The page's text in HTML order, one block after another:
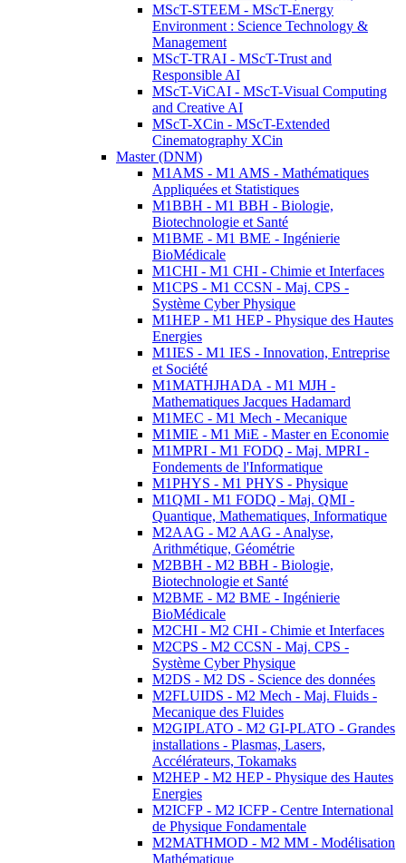
MScT-STEEM - MScT-Energy
Environment : Science Technology &
Management
MScT-TRAI - MScT-Trust and
Responsible AI
MScT-ViCAI - MScT-Visual Computing
and Creative AI
MScT-XCin - MScT-Extended
Cinematography XCin
Master (DNM)
M1AMS - M1 AMS - Mathématiques
Appliquées et Statistiques
M1BBH - M1 BBH - Biologie,
Biotechnologie et Santé
M1BME - M1 BME - Ingénierie
BioMédicale
M1CHI - M1 CHI - Chimie et Interfaces
M1CPS - M1 CCSN - Maj. CPS -
Système Cyber Physique
M1HEP - M1 HEP - Physique des Hautes
Energies
M1IES - M1 IES - Innovation, Entreprise
et Société
M1MATHJHADA - M1 MJH -
Mathematiques Jacques Hadamard
M1MEC - M1 Mech - Mecanique
M1MIE - M1 MiE - Master en Economie
M1MPRI - M1 FODQ - Maj. MPRI -
Fondements de l'Informatique
M1PHYS - M1 PHYS - Physique
M1QMI - M1 FODQ - Maj. QMI -
Quantique, Mathematiques, Informatique
M2AAG - M2 AAG - Analyse,
Arithmétique, Géométrie
M2BBH - M2 BBH - Biologie,
Biotechnologie et Santé
M2BME - M2 BME - Ingénierie
BioMédicale
M2CHI - M2 CHI - Chimie et Interfaces
M2CPS - M2 CCSN - Maj. CPS -
Système Cyber Physique
M2DS - M2 DS - Science des données
M2FLUIDS - M2 Mech - Maj. Fluids -
Mecanique des Fluides
M2GIPLATO - M2 GI-PLATO - Grandes
installations - Plasmas, Lasers,
Accélérateurs, Tokamaks
M2HEP - M2 HEP - Physique des Hautes
Energies
M2ICFP - M2 ICFP - Centre International
de Physique Fondamentale
M2MATHMOD - M2 MM - Modélisation
Mathématique